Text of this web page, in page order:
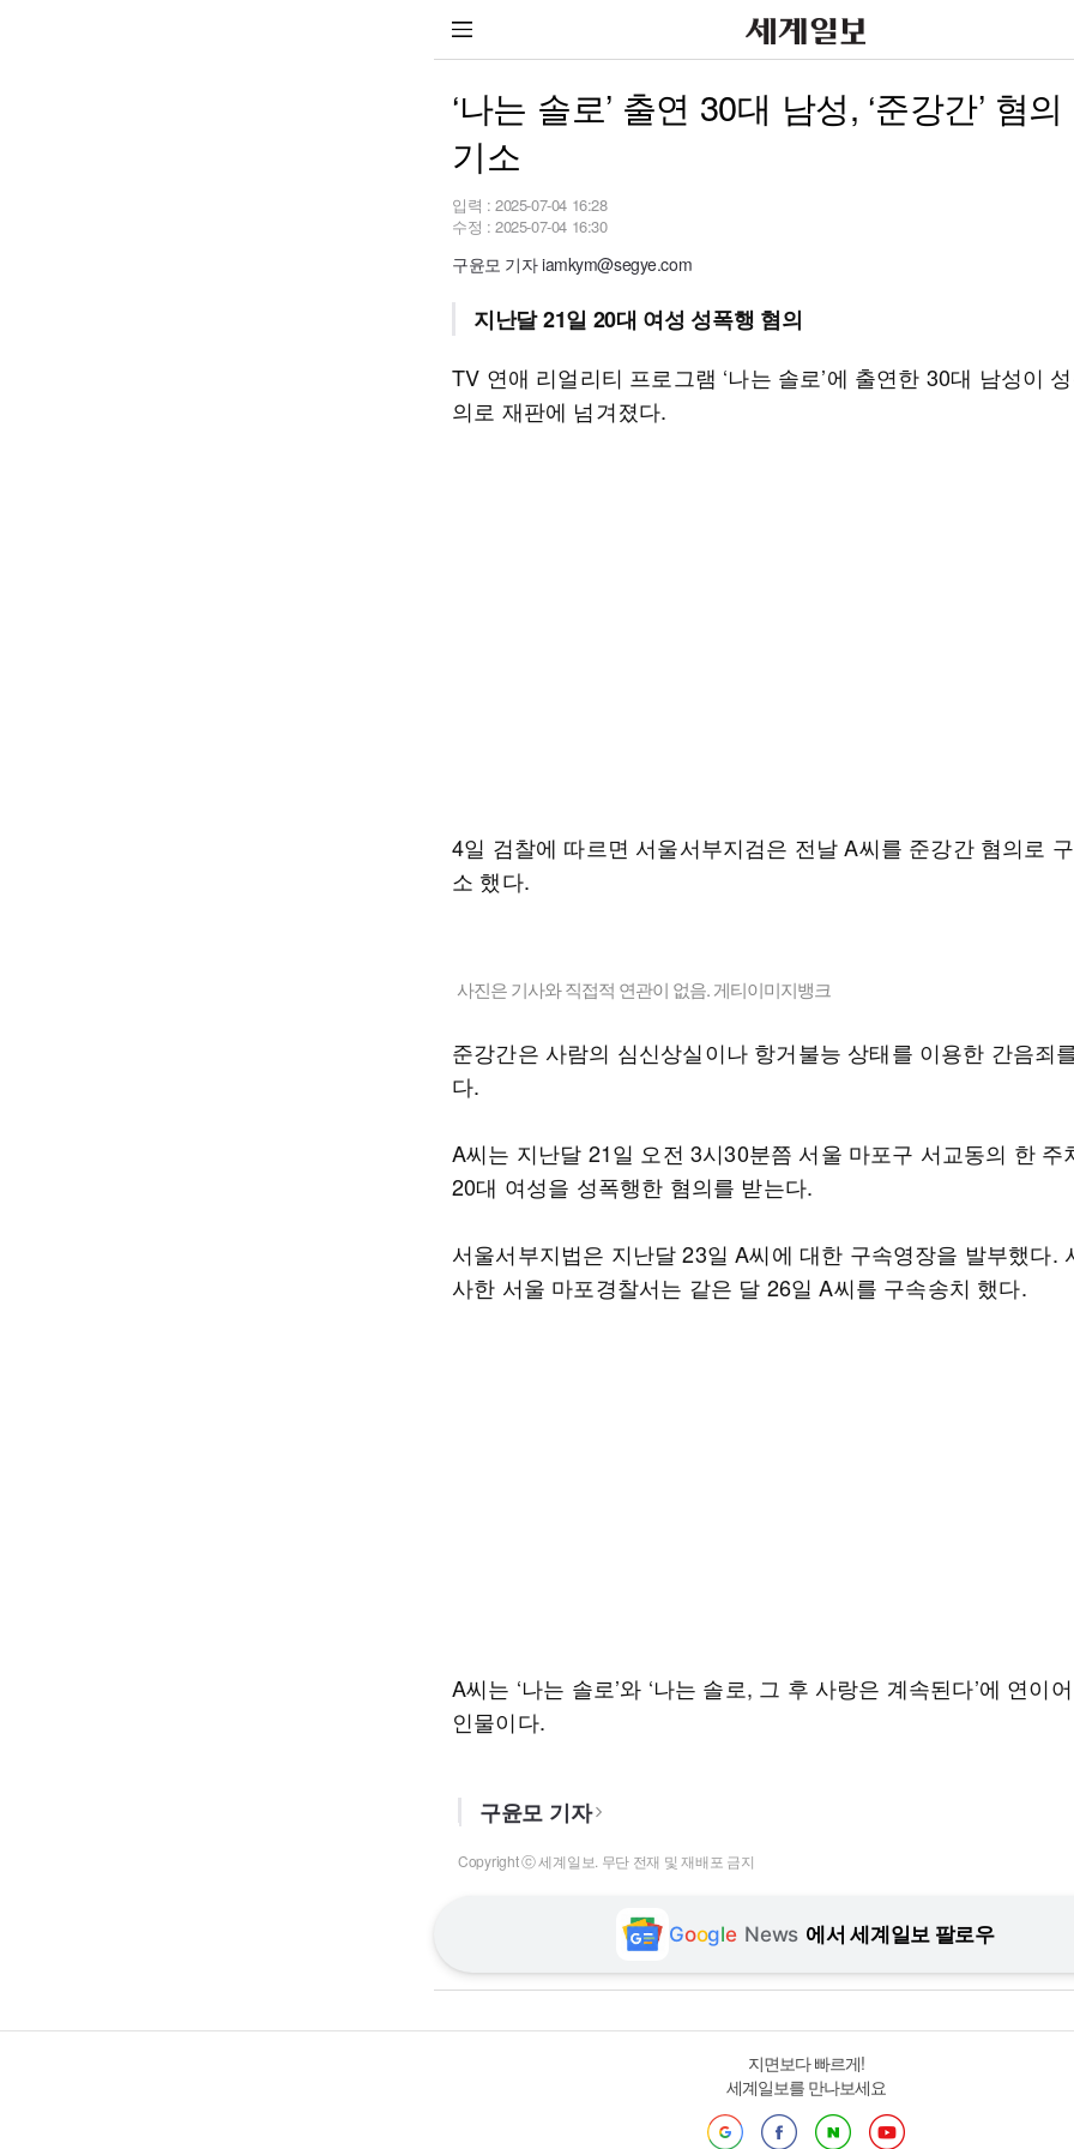
‘나는 솔로’ 출연 30대 남성, ‘준강간’ 혐
기소
입력 : 2025-07-04 16:28
수정 : 2025-07-04 16:30
구윤모 기자 iamkym@segye.com
지난달 21일 20대 여성 성폭행 혐의
TV 연애 리얼리티 프로그램 ‘나는 솔로’에 출연한 30대 남성이
의로 재판에 넘겨졌다.
4일 검찰에 따르면 서울서부지검은 전날 A씨를 준강간 혐의로
소 했다.
사진은 기사와 직접적 연관이 없음. 게티이미지뱅크
준강간은 사람의 심신상실이나 항거불능 상태를 이용한 간음죄
다.
A씨는 지난달 21일 오전 3시30분쯤 서울 마포구 서교동의 한 주
20대 여성을 성폭행한 혐의를 받는다.
서울서부지법은 지난달 23일 A씨에 대한 구속영장을 발부했다.
사한 서울 마포경찰서는 같은 달 26일 A씨를 구속송치 했다.
A씨는 ‘나는 솔로’와 ‘나는 솔로, 그 후 사랑은 계속된다’에 연이
인물이다.
구윤모 기자
Copyright ⓒ 세계일보. 무단 전재 및 재배포 금지
Google News 에서 세계일보 팔로우
지면보다 빠르게!
세계일보를 만나보세요